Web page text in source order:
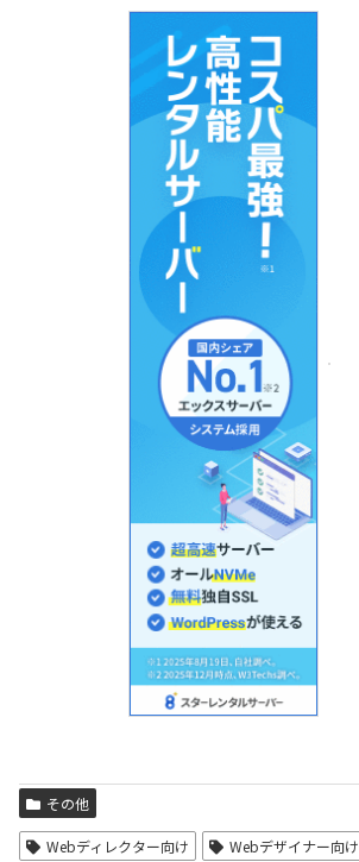
その他
Webディレクター向け Webデザイナー向け